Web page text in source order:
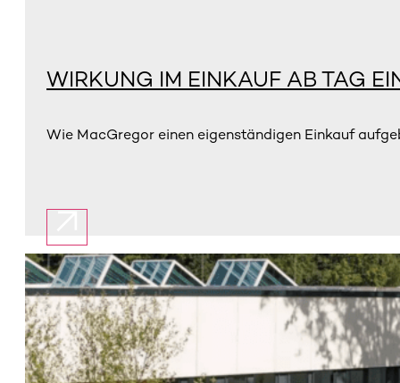
WIRKUNG IM EINKAUF AB TAG
Wie MacGregor einen eigenständigen Einkauf